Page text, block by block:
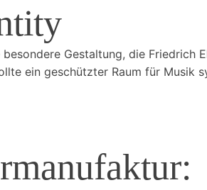
Gestaltung, die
ein geschützter Raum für Musik